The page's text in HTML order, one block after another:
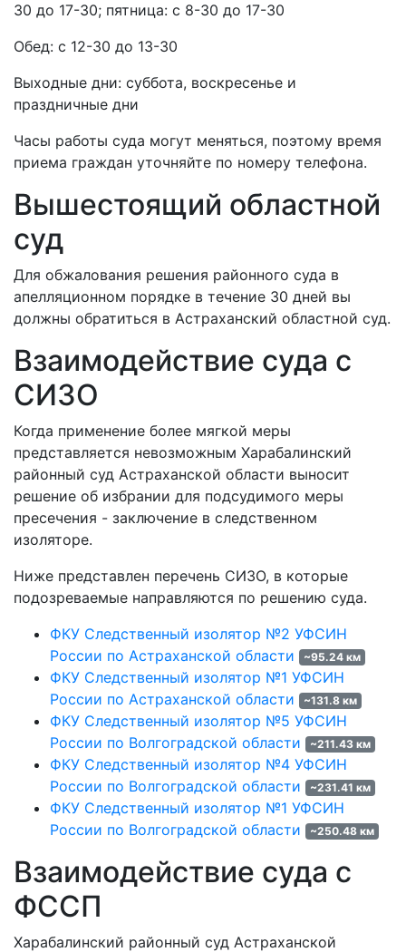
30 до 17-30; пятница: с 8-30 до 17-30
Обед: с 12-30 до 13-30
Выходные дни: суббота, воскресенье и
праздничные дни
Часы работы суда могут меняться, поэтому время
приема граждан уточняйте по номеру телефона.
Вышестоящий областной
суд
Для обжалования решения районного суда в
апелляционном порядке в течение 30 дней вы
должны обратиться в Астраханский областной суд.
Взаимодействие суда с
СИЗО
Когда применение более мягкой меры
представляется невозможным Харабалинский
районный суд Астраханской области выносит
решение об избрании для подсудимого меры
пресечения - заключение в следственном
изоляторе.
Ниже представлен перечень СИЗО, в которые
подозреваемые направляются по решению суда.
ФКУ Следственный изолятор №2 УФСИН
России по Астраханской области
~95.24 км
ФКУ Следственный изолятор №1 УФСИН
России по Астраханской области
~131.8 км
ФКУ Следственный изолятор №5 УФСИН
России по Волгоградской области
~211.43 км
ФКУ Следственный изолятор №4 УФСИН
России по Волгоградской области
~231.41 км
ФКУ Следственный изолятор №1 УФСИН
России по Волгоградской области
~250.48 км
Взаимодействие суда с
ФССП
Харабалинский районный суд Астраханской